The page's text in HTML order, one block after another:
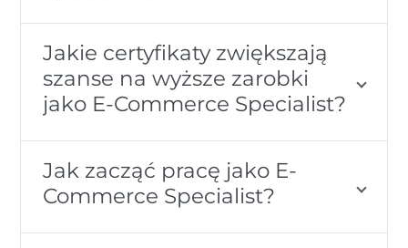
Jakie certyfikaty zwiększają
szanse na wyższe zarobki
jako E-Commerce Specialist?
Jak zacząć pracę jako E-
Commerce Specialist?